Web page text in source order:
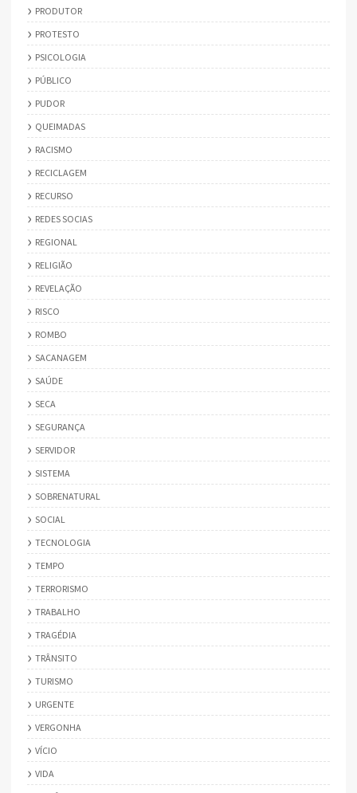
PRODUTOR
PROTESTO
PSICOLOGIA
PÚBLICO
PUDOR
QUEIMADAS
RACISMO
RECICLAGEM
RECURSO
REDES SOCIAS
REGIONAL
RELIGIÃO
REVELAÇÃO
RISCO
ROMBO
SACANAGEM
SAÚDE
SECA
SEGURANÇA
SERVIDOR
SISTEMA
SOBRENATURAL
SOCIAL
TECNOLOGIA
TEMPO
TERRORISMO
TRABALHO
TRAGÉDIA
TRÂNSITO
TURISMO
URGENTE
VERGONHA
VÍCIO
VIDA